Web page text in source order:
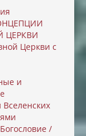
ЦЕРКВИ
Церкви с
и
/